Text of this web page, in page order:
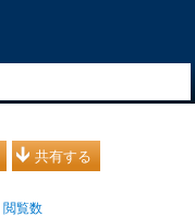
共有する
閲覧数